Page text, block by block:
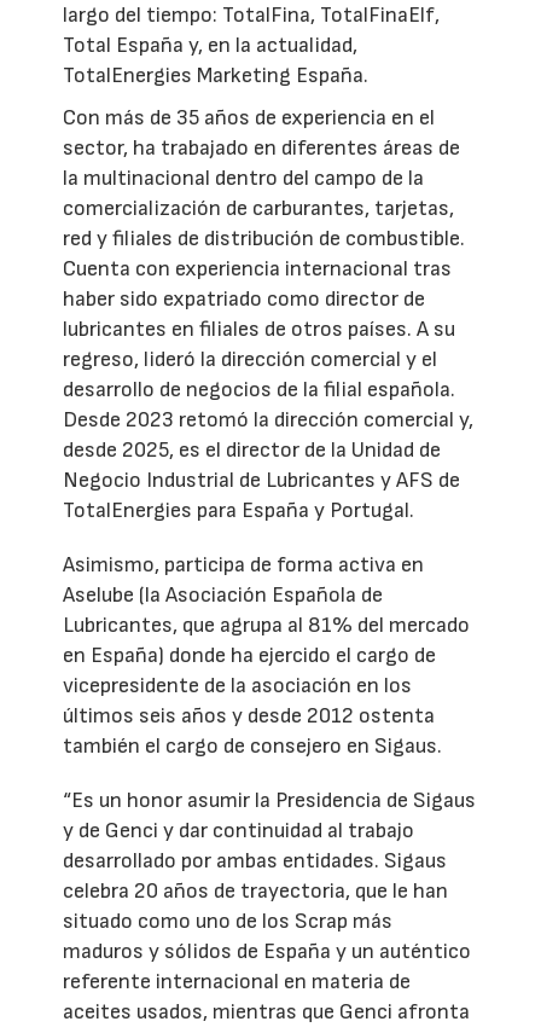
largo del tiempo: TotalFina, TotalFinaElf,
Total España y, en la actualidad,
TotalEnergies Marketing España.
Con más de 35 años de experiencia en el
sector, ha trabajado en diferentes áreas de
la multinacional dentro del campo de la
comercialización de carburantes, tarjetas,
red y filiales de distribución de combustible.
Cuenta con experiencia internacional tras
haber sido expatriado como director de
lubricantes en filiales de otros países. A su
regreso, lideró la dirección comercial y el
desarrollo de negocios de la filial española.
Desde 2023 retomó la dirección comercial y,
desde 2025, es el director de la Unidad de
Negocio Industrial de Lubricantes y AFS de
TotalEnergies para España y Portugal.
Asimismo, participa de forma activa en
Aselube (la Asociación Española de
Lubricantes, que agrupa al 81% del mercado
en España) donde ha ejercido el cargo de
vicepresidente de la asociación en los
últimos seis años y desde 2012 ostenta
también el cargo de consejero en Sigaus.
“Es un honor asumir la Presidencia de Sigaus
y de Genci y dar continuidad al trabajo
desarrollado por ambas entidades. Sigaus
celebra 20 años de trayectoria, que le han
situado como uno de los Scrap más
maduros y sólidos de España y un auténtico
referente internacional en materia de
aceites usados, mientras que Genci afronta